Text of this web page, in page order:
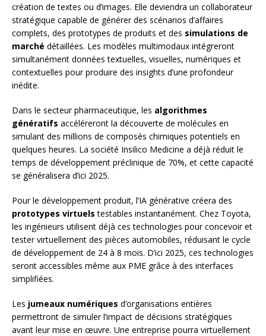
création de textes ou d’images. Elle deviendra un collaborateur
stratégique capable de générer des scénarios d’affaires
complets, des prototypes de produits et des simulations de
marché détaillées. Les modèles multimodaux intégreront
simultanément données textuelles, visuelles, numériques et
contextuelles pour produire des insights d’une profondeur
inédite.
Dans le secteur pharmaceutique, les algorithmes
génératifs accéléreront la découverte de molécules en
simulant des millions de composés chimiques potentiels en
quelques heures. La société Insilico Medicine a déjà réduit le
temps de développement préclinique de 70%, et cette capacité
se généralisera d’ici 2025.
Pour le développement produit, l’IA générative créera des
prototypes virtuels testables instantanément. Chez Toyota,
les ingénieurs utilisent déjà ces technologies pour concevoir et
tester virtuellement des pièces automobiles, réduisant le cycle
de développement de 24 à 8 mois. D’ici 2025, ces technologies
seront accessibles même aux PME grâce à des interfaces
simplifiées.
Les jumeaux numériques d’organisations entières
permettront de simuler l’impact de décisions stratégiques
avant leur mise en œuvre. Une entreprise pourra virtuellement